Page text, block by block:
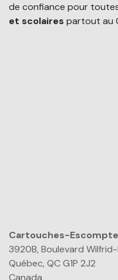
de confiance pour
et scolaires partout au
Cartouches-Escompte
3920B, Boulevard
Québec, QC G1P 2J2
Canada